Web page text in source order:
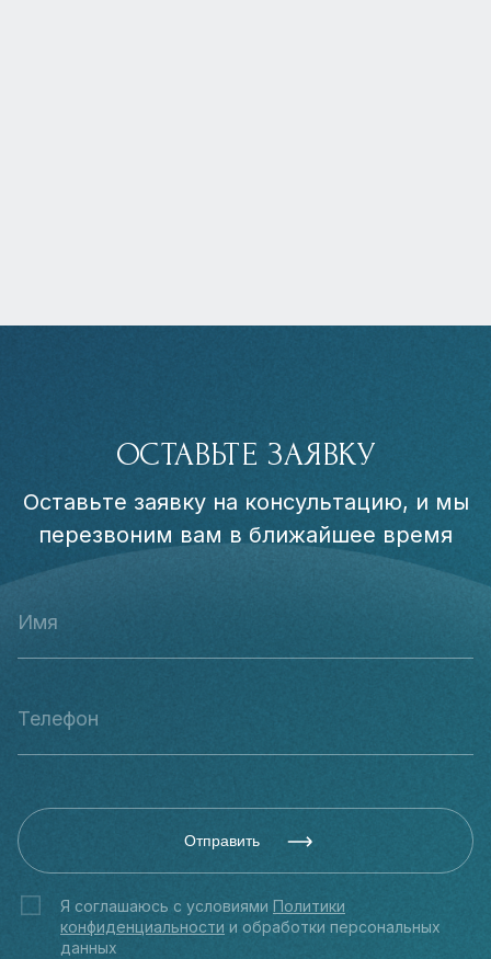
ОСТАВЬТЕ ЗАЯВКУ
Оставьте заявку на консультацию, и мы
перезвоним вам в ближайшее время
Отправить
Я соглашаюсь с условиями Политики
конфиденциальности и обработки персональных
данных